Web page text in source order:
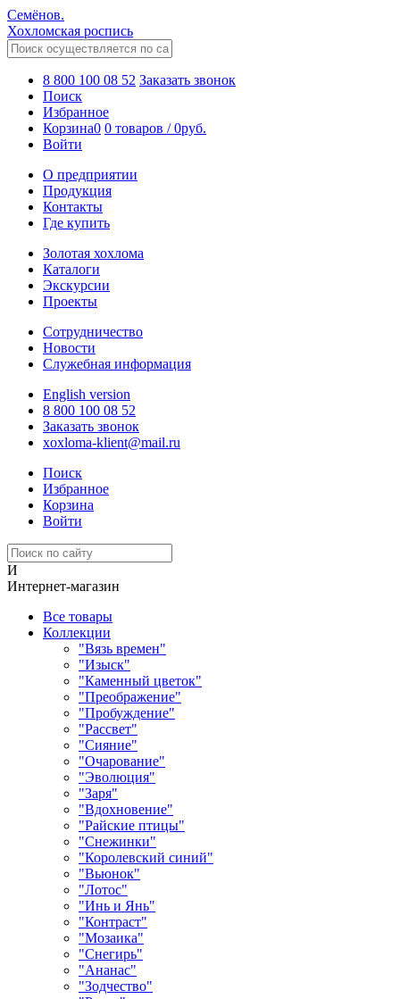
Семёнов.
Хохломская роспись
8 800 100 08 52 Заказать звонок
Поиск
Избранное
Корзина0 0 товаров /0руб.
Войти
О предприятии
Продукция
Контакты
Где купить
Золотая хохлома
Каталоги
Экскурсии
Проекты
Сотрудничество
Новости
Служебная информация
English version
8 800 100 08 52
Заказать звонок
xoxloma-klient@mail.ru
Поиск
Избранное
Корзина
Войти
И
Интернет-магазин
Все товары
Коллекции
"Вязь времен"
"Изыск"
"Каменный цветок"
"Преображение"
"Пробуждение"
"Рассвет"
"Сияние"
"Очарование"
"Эволюция"
"Заря"
"Вдохновение"
"Райские птицы"
"Снежинки"
"Королевский синий"
"Вьюнок"
"Лотос"
"Инь и Янь"
"Контраст"
"Мозаика"
"Снегирь"
"Ананас"
"Зодчество"